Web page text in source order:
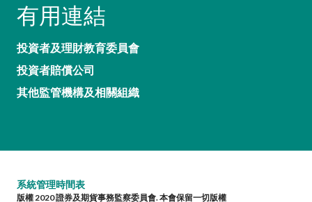
有用連結
投資者及理財教育委員會
投資者賠償公司
其他監管機構及相關組織
系統管理時間表
版權 2020 證券及期貨事務監察委員會. 本會保留一切版權